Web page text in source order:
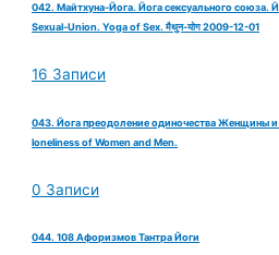
042. Майтхуна-Йога. Йога сексуального союза.
Sexual-Union. Yoga of Sex. मैथुन-योग 2009-12-01
16 Записи
043. Йога преодоление одиночества Женщины
loneliness of Women and Men.
0 Записи
044. 108 Афоризмов Тантра Йоги